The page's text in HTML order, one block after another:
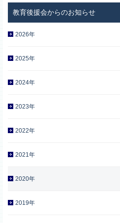
2026年
2025年
2024年
2023年
2022年
2021年
2020年
2019年